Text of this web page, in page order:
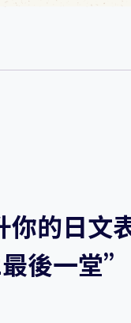
的日文
後一堂”